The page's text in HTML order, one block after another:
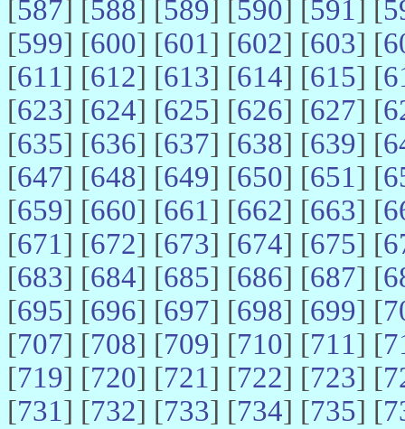
[587] [588] [589] [590] [591] [
[599] [600] [601] [602] [603] [
[611] [612] [613] [614] [615] [
[623] [624] [625] [626] [627] [
[635] [636] [637] [638] [639] [
[647] [648] [649] [650] [651] [
[659] [660] [661] [662] [663] [
[671] [672] [673] [674] [675] [
[683] [684] [685] [686] [687] [
[695] [696] [697] [698] [699] [
[707] [708] [709] [710] [711] [
[719] [720] [721] [722] [723] [
[731] [732] [733] [734] [735] [